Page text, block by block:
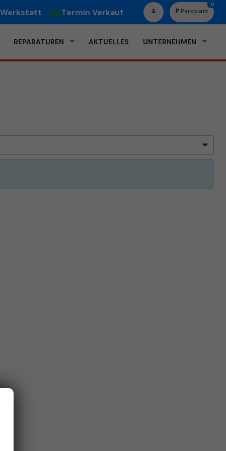
Termin Verkauf Parkplatz
0
REPARATUREN AKTUELLES UNTERNEHMEN